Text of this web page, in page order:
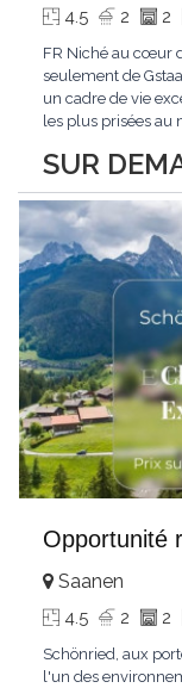
SUR
4.5 2 2
FR Niché au cœur
seulement de
un cadre de vie
les plus prisées au
situation
Gstaad et les
Opportunité
Saanen
4.5 2 2
Schönried, aux
l'un des